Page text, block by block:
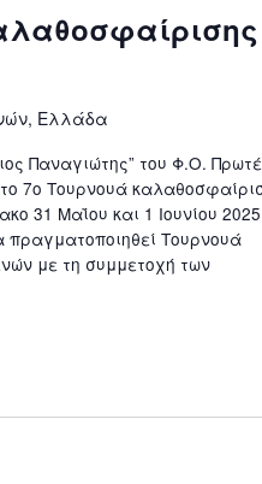
Ελλάδα
Παναγιώτης” του Φ.Ο.
7o Τουρνουά
31 Μαΐου και 1 Ιουνίου
πραγματοποιηθεί Τουρνουά
με τη συμμετοχή των